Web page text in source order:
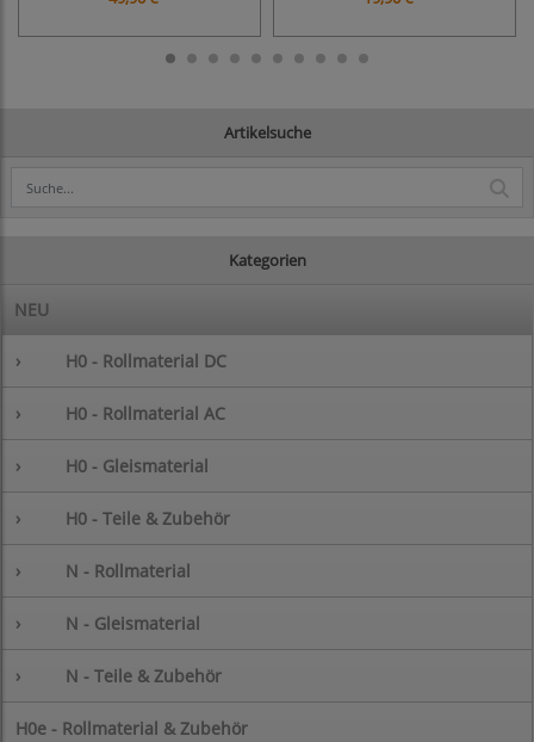
Artikelsuche
Kategorien
NEU
› H0 - Rollmaterial DC
› H0 - Rollmaterial AC
› H0 - Gleismaterial
› H0 - Teile & Zubehör
› N - Rollmaterial
› N - Gleismaterial
› N - Teile & Zubehör
H0e - Rollmaterial & Zubehör